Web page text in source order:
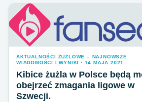
AKTUALNOŚCI ŻUŻLOWE – NAJNOWSZE
WIADOMOŚCI I WYNIKI · 14 MAJA 2021
Kibice żużla w Polsce będą
obejrzeć zmagania ligowe w
Szwecji.